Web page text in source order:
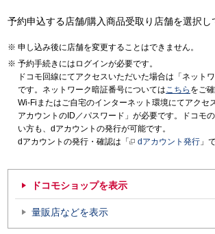
予約申込する店舗/購入商品受取り店舗を選択し
申し込み後に店舗を変更することはできません。
予約手続きにはログインが必要です。
ドコモ回線にてアクセスいただいた場合は「ネット
です。ネットワーク暗証番号についてはこちら をご
Wi-Fiまたはご自宅のインターネット環境にてアクセ
アカウントのID／パスワード」が必要です。ドコモ
い方も、dアカウントの発行が可能です。
dアカウントの発行・確認は「
dアカウント発行 」
ドコモショップを表示
量販店などを表示